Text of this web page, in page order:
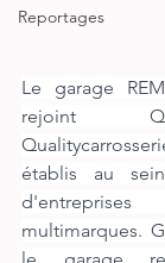
Reportages
Le garage
rejoint
établis au
multimarques.